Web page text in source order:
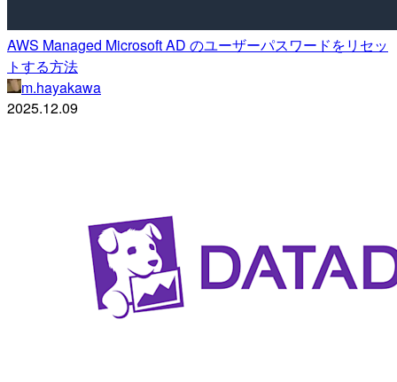
AWS Managed Microsoft AD のユーザーパスワードをリセッ
トする方法
m.hayakawa
2025.12.09